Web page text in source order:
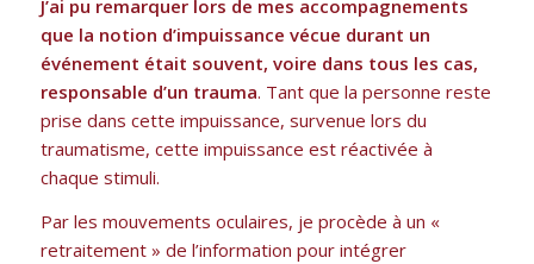
J’ai pu remarquer lors de mes accompagnements
que la notion d’impuissance vécue durant un
événement était souvent, voire dans tous les cas,
responsable d’un trauma. Tant que la personne reste
prise dans cette impuissance, survenue lors du
traumatisme, cette impuissance est réactivée à
chaque stimuli.
Par les mouvements oculaires, je procède à un «
retraitement » de l’information pour intégrer